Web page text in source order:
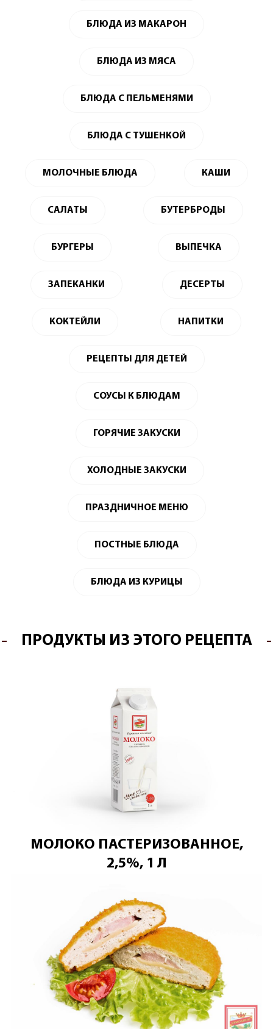
БЛЮДА ИЗ МАКАРОН
БЛЮДА ИЗ МЯСА
БЛЮДА С ПЕЛЬМЕНЯМИ
БЛЮДА С ТУШЕНКОЙ
МОЛОЧНЫЕ БЛЮДА КАШИ
САЛАТЫ БУТЕРБРОДЫ
БУРГЕРЫ ВЫПЕЧКА
ЗАПЕКАНКИ ДЕСЕРТЫ
КОКТЕЙЛИ НАПИТКИ
РЕЦЕПТЫ ДЛЯ ДЕТЕЙ
СОУСЫ К БЛЮДАМ
ГОРЯЧИЕ ЗАКУСКИ
ХОЛОДНЫЕ ЗАКУСКИ
ПРАЗДНИЧНОЕ МЕНЮ
ПОСТНЫЕ БЛЮДА
БЛЮДА ИЗ КУРИЦЫ
ПРОДУКТЫ ИЗ ЭТОГО РЕЦЕПТА
МОЛОКО ПАСТЕРИЗОВАННОЕ,
2,5%, 1 Л